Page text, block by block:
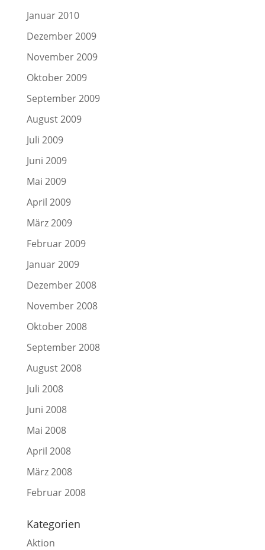
Januar 2010
Dezember 2009
November 2009
Oktober 2009
September 2009
August 2009
Juli 2009
Juni 2009
Mai 2009
April 2009
März 2009
Februar 2009
Januar 2009
Dezember 2008
November 2008
Oktober 2008
September 2008
August 2008
Juli 2008
Juni 2008
Mai 2008
April 2008
März 2008
Februar 2008
Kategorien
Aktion